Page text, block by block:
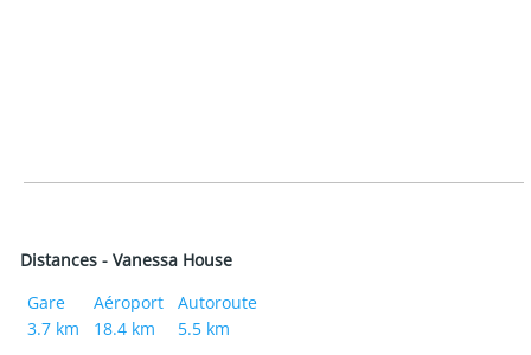
Distances - Vanessa House
Gare
3.7 km
Aéroport
18.4 km
Autoroute
5.5 km